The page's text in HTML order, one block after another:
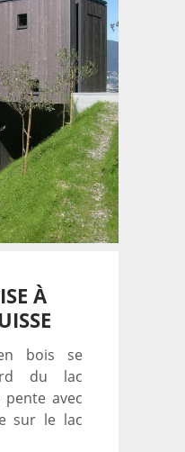
À
bois se
du lac
avec
sur le lac